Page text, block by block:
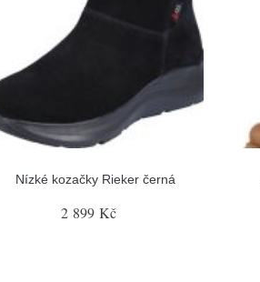
Nízké kozačky Rieker černá
2 899 Kč